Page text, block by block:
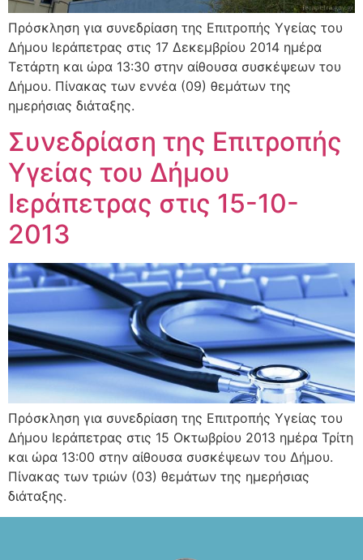
Πρόσκληση για συνεδρίαση της Επιτροπής Υγείας του
Δήμου Ιεράπετρας στις 17 Δεκεμβρίου 2014 ημέρα
Τετάρτη και ώρα 13:30 στην αίθουσα συσκέψεων του
Δήμου. Πίνακας των εννέα (09) θεμάτων της
ημερήσιας διάταξης.
Συνεδρίαση της Επιτροπής
Υγείας του Δήμου
Ιεράπετρας στις 15-10-
2013
Πρόσκληση για συνεδρίαση της Επιτροπής Υγείας του
Δήμου Ιεράπετρας στις 15 Οκτωβρίου 2013 ημέρα Τρίτη
και ώρα 13:00 στην αίθουσα συσκέψεων του Δήμου.
Πίνακας των τριών (03) θεμάτων της ημερήσιας
διάταξης.